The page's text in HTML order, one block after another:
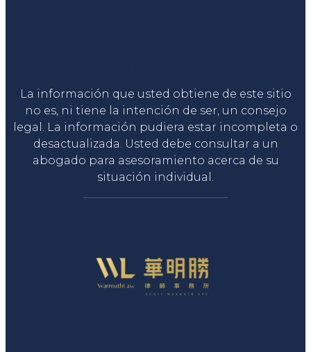
La información que usted obtiene de este sitio
no es, ni tiene la intención de ser, un consejo
legal. La información pudiera estar incompleta o
desactualizada. Usted debe consultar a un
abogado para asesoramiento acerca de su
situación individual.